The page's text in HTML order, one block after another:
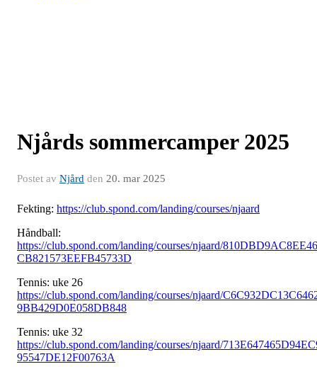
Njårds sommercamper 2025
Postet av Njård den 20. mar 2025
Fekting: https://club.spond.com/landing/courses/njaard
Håndball:
https://club.spond.com/landing/courses/njaard/810DBD9AC8EE46
CB821573EEFB45733D
Tennis: uke 26
https://club.spond.com/landing/courses/njaard/
9BB429D0E058DB848
Tennis: uke 32
https://club.spond.com/landing/courses/njaard/
95547DE12F00763A